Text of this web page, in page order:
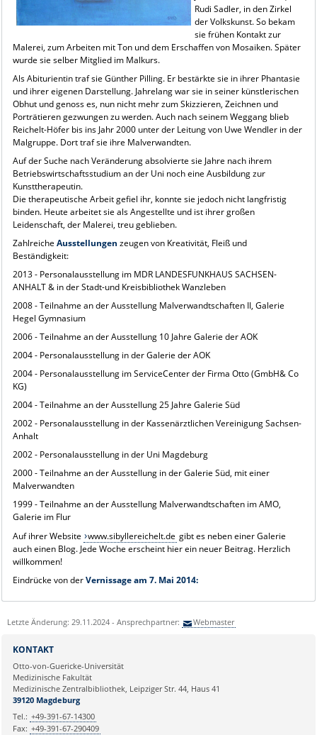
Rudi Sadler, in den Zirkel
der Volkskunst. So bekam
sie frühen Kontakt zur
Malerei, zum Arbeiten mit Ton und dem Erschaffen von Mosaiken. Später
wurde sie selber Mitglied im Malkurs.
Als Abiturientin traf sie Günther Pilling. Er bestärkte sie in ihrer Phantasie
und ihrer eigenen Darstellung. Jahrelang war sie in seiner künstlerischen
Obhut und genoss es, nun nicht mehr zum Skizzieren, Zeichnen und
Porträtieren gezwungen zu werden. Auch nach seinem Weggang blieb
Reichelt-Höfer bis ins Jahr 2000 unter der Leitung von Uwe Wendler in der
Malgruppe. Dort traf sie ihre Malverwandten.
Auf der Suche nach Veränderung absolvierte sie Jahre nach ihrem
Betriebswirtschaftsstudium an der Uni noch eine Ausbildung zur
Kunsttherapeutin.
Die therapeutische Arbeit gefiel ihr, konnte sie jedoch nicht langfristig
binden. Heute arbeitet sie als Angestellte und ist ihrer großen
Leidenschaft, der Malerei, treu geblieben.
Zahlreiche Ausstellungen zeugen von Kreativität, Fleiß und
Beständigkeit:
2013 - Personalausstellung im MDR LANDESFUNKHAUS SACHSEN-
ANHALT & in der Stadt-und Kreisbibliothek Wanzleben
2008 - Teilnahme an der Ausstellung Malverwandtschaften II, Galerie
Hegel Gymnasium
2006 - Teilnahme an der Ausstellung 10 Jahre Galerie der AOK
2004 - Personalausstellung in der Galerie der AOK
2004 - Personalausstellung im ServiceCenter der Firma Otto (GmbH& Co
KG)
2004 - Teilnahme an der Ausstellung 25 Jahre Galerie Süd
2002 - Personalausstellung in der Kassenärztlichen Vereinigung Sachsen-
Anhalt
2002 - Personalausstellung in der Uni Magdeburg
2000 - Teilnahme an der Ausstellung in der Galerie Süd, mit einer
Malverwandten
1999 - Teilnahme an der Ausstellung Malverwandtschaften im AMO,
Galerie im Flur
Auf ihrer Website
www.sibyllereichelt.de gibt es neben einer Galerie
auch einen Blog. Jede Woche erscheint hier ein neuer Beitrag. Herzlich
willkommen!
Eindrücke von derVernissage am 7. Mai 2014:
Letzte Änderung: 29.11.2024 - Ansprechpartner: Webmaster
KONTAKT
Otto-von-Guericke-Universität
Medizinische Fakultät
Medizinische Zentralbibliothek, Leipziger Str. 44, Haus 41
39120 Magdeburg
Tel.: +49-391-67-14300
Fax: +49-391-67-290409